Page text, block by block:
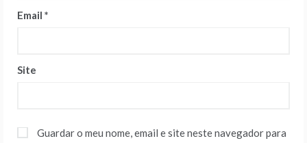
Email *
Site
Guardar o meu nome, email e site neste navegador para